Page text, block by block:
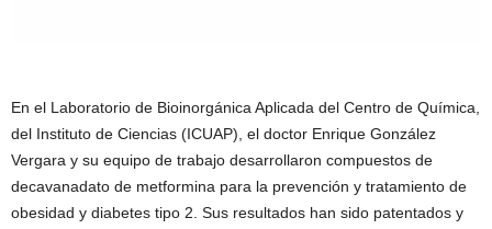
En el Laboratorio de Bioinorgánica Aplicada del Centro de Química,
del Instituto de Ciencias (ICUAP), el doctor Enrique González
Vergara y su equipo de trabajo desarrollaron compuestos de
decavanadato de metformina para la prevención y tratamiento de
obesidad y diabetes tipo 2. Sus resultados han sido patentados y